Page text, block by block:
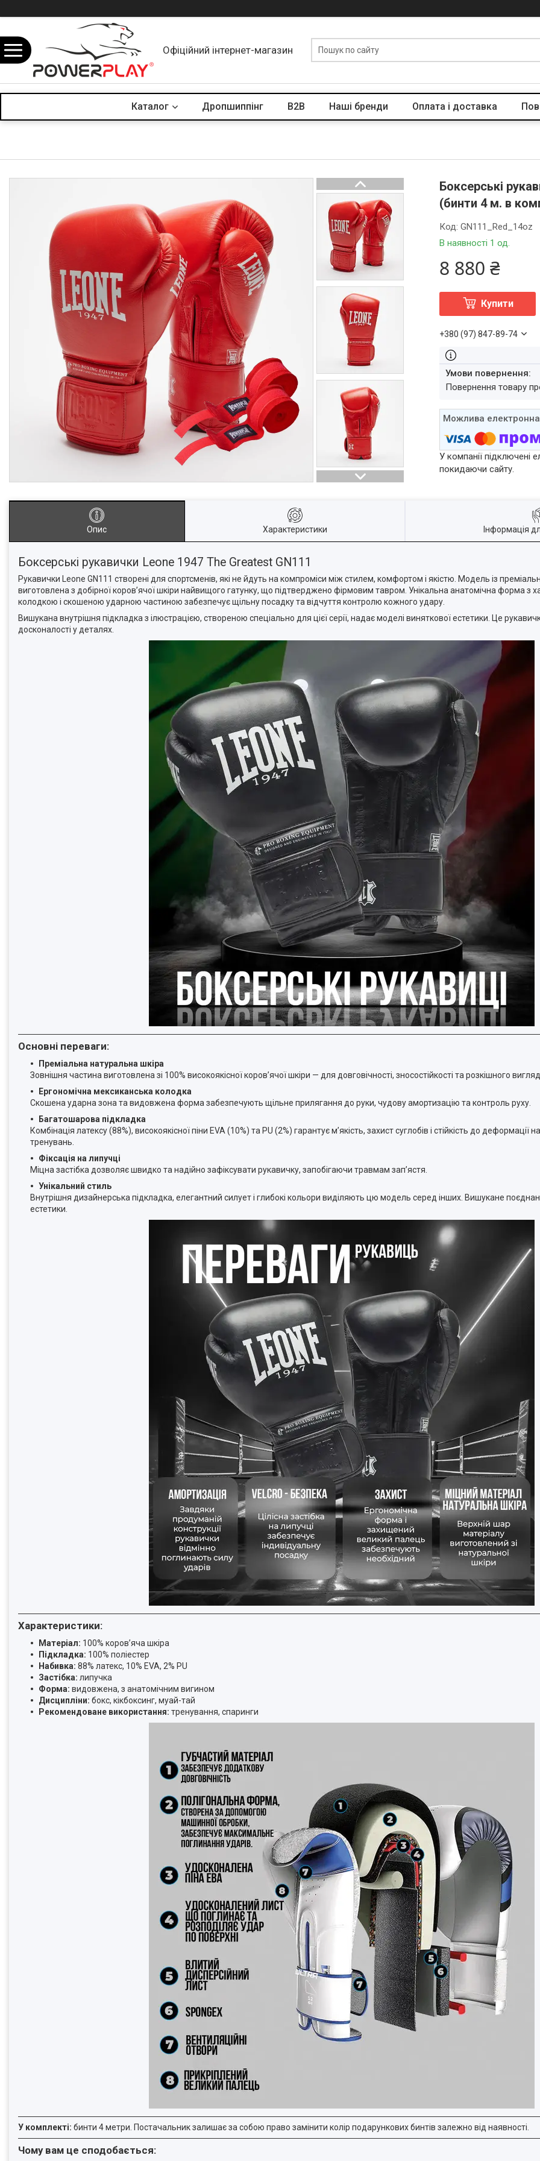
Офіційний інтернет-магазин
Каталог Дропшиппінг B2B Наші бренди Оплата і доставка
Боксерські
(бинти 4 м. в
В наявності 1 од.
Код:GN111_Red_14oz
8 880 ₴
Купити
+380 (97) 847-89-74
повернення товару
У компанії підключені
покидаючи сайту.
Опис Характеристики Інформація
Боксерські рукавички Leone 1947 The Greatest GN111
Рукавички Leone GN111 створені для спортсменів, які не йдуть на компроміси між стилем, комфортом і якістю. Модель із
виготовлена з добірної коров’ячої шкіри найвищого гатунку, що підтверджено фірмовим тавром. Унікальна анатомічна форма з
колодкою і скошеною ударною частиною забезпечує щільну посадку та відчуття контролю кожного удару.
Вишукана внутрішня підкладка з ілюстрацією, створеною спеціально для цієї серії, надає моделі виняткової естетики. Це
досконалості у деталях.
Основні переваги:
Преміальна натуральна шкіра
Зовнішня частина виготовлена зі 100% високоякісної коров’ячої шкіри — для довговічності, зносостійкості та розкішного
Ергономічна мексиканська колодка
Скошена ударна зона та видовжена форма забезпечують щільне прилягання до руки, чудову амортизацію та контроль руху.
Багатошарова підкладка
Комбінація латексу (88%), високоякісної піни EVA (10%) та PU (2%) гарантує м’якість, захист суглобів і стійкість до деформації
тренувань.
Фіксація на липучці
Міцна застібка дозволяє швидко та надійно зафіксувати рукавичку, запобігаючи травмам зап’ястя.
Унікальний стиль
Внутрішня дизайнерська підкладка, елегантний силует і глибокі кольори виділяють цю модель серед інших. Вишукане
естетики.
Характеристики:
Матеріал: 100% коров’яча шкіра
Підкладка: 100% поліестер
Набивка: 88% латекс, 10% EVA, 2% PU
Застібка: липучка
Форма: видовжена, з анатомічним вигином
Дисципліни: бокс, кікбоксинг, муай-тай
Рекомендоване використання: тренування, спаринги
У комплекті: бинти 4 метри. Постачальник залишає за собою право замінити колір подарункових бинтів залежно від наявності.
Чому вам це сподобається: